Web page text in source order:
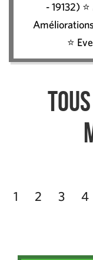
- 19132)
⭐
1
2 3 4